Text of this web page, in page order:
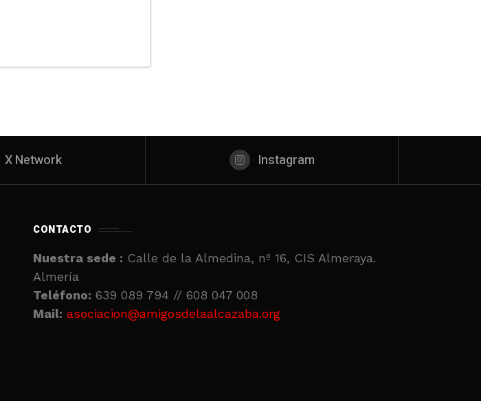
X Network Instagram
CONTACTO
Nuestra sede : Calle de la Almedina, nº 16, CIS Almeraya.
Almería
Teléfono: 639 089 794 // 608 047 008
Mail: asociacion@amigosdelaalcazaba.org